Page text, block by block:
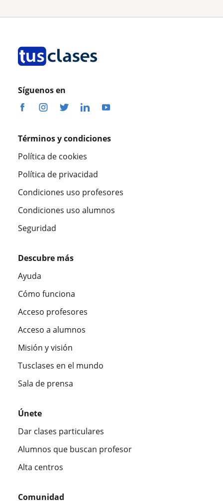
Síguenos en
Términos y condiciones
Política de cookies
Política de privacidad
Condiciones uso profesores
Condiciones uso alumnos
Seguridad
Descubre más
Ayuda
Cómo funciona
Acceso profesores
Acceso a alumnos
Misión y visión
Tusclases en el mundo
Sala de prensa
Únete
Dar clases particulares
Alumnos que buscan profesor
Alta centros
Comunidad